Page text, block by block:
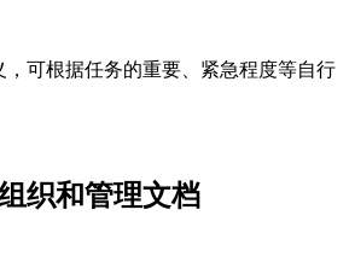
，可根据任务的重要、紧急程度等自行
织和管理文档